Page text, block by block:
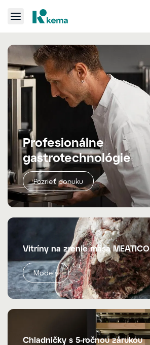
Profesionálne
gastrotechnológie
Pozrieť ponuku
Vitríny na zrenie mäsa MEATICO
Modely
Chladničky s 5-ročnou zárukou